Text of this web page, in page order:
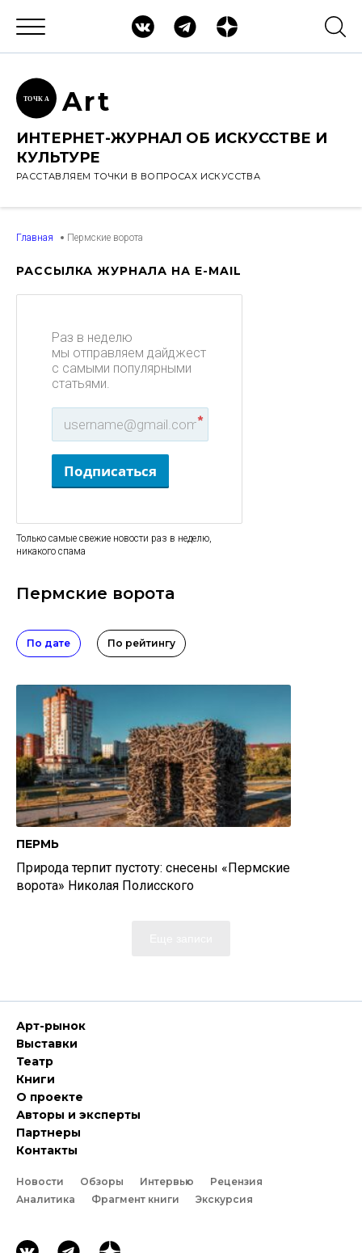
ТОЧК А Art
ИНТЕРНЕТ-ЖУРНАЛ ОБ ИСКУССТВЕ И
КУЛЬТУРЕ
РАССТАВЛЯЕМ ТОЧКИ В ВОПРОСАХ ИСКУССТВА
Главная Пермские ворота
РАССЫЛКА ЖУРНАЛА НА E-MAIL
Раз в неделю
мы отправляем дайджест
с самыми популярными
статьями.
*
Подписаться
Только самые свежие новости раз в неделю,
никакого спама
Пермские ворота
По дате По рейтингу
ПЕРМЬ
Природа терпит пустоту: снесены «Пермские
ворота» Николая Полисского
Арт-рынок
Выставки
Театр
Книги
О проекте
Авторы и эксперты
Партнеры
Контакты
Новости Обзоры Интервью
Рецензия
Аналитика
Фрагмент книги Экскурсия